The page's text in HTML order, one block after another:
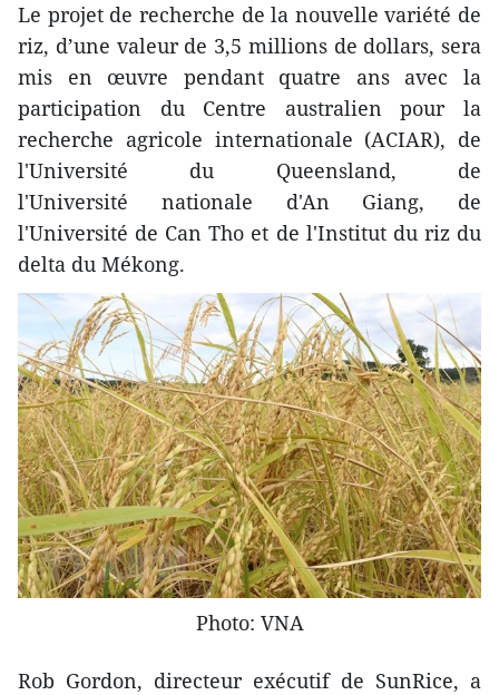
Le projet de recherche de la nouvelle variété de
riz, d’une valeur de 3,5 millions de dollars, sera
mis en œuvre pendant quatre ans avec la
participation du Centre australien pour la
recherche agricole internationale (ACIAR), de
l'Université du Queensland, de
l'Université nationale d'An Giang, de
l'Université de Can Tho et de l'Institut du riz du
delta du Mékong.
Photo: VNA
Rob Gordon, directeur exécutif de SunRice, a